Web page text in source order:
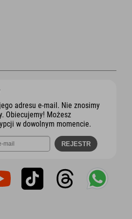
adresu e-mail. Nie znosimy
Obiecujemy! Możesz
w dowolnym momencie.